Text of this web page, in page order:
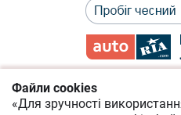
Файли cookies
«Для зручності